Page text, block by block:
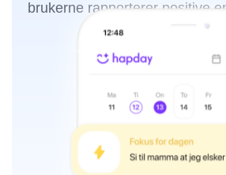
brukerne rapporterer positive